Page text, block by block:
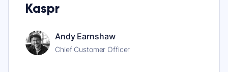
Kaspr
Andy Earnshaw
Chief Customer Officer